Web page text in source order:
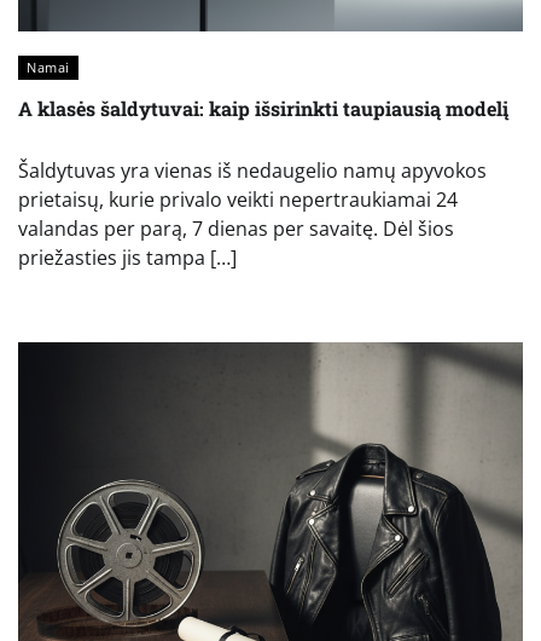
Namai
A klasės šaldytuvai: kaip išsirinkti taupiausią modelį
Šaldytuvas yra vienas iš nedaugelio namų apyvokos
prietaisų, kurie privalo veikti nepertraukiamai 24
valandas per parą, 7 dienas per savaitę. Dėl šios
priežasties jis tampa […]